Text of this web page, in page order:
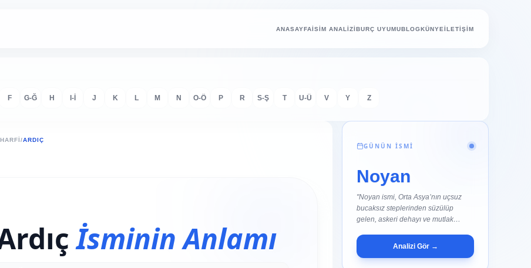
ANASAYFAİSİM ANALİZİBURÇ UYUMUBLOGKÜNYEİLETİŞİM
F G-Ğ H I-İ J K L M N O-Ö P R S-Ş T U-Ü V Y Z
/ARDIÇ
İsminin Anlamı
GÜNÜN İSMİ
Noyan
"Noyan ismi, Orta Asya’nın uçsuz
bucaksız steplerinden süzülüp
gelen, askeri dehayı ve mutlak
Analizi Gör →